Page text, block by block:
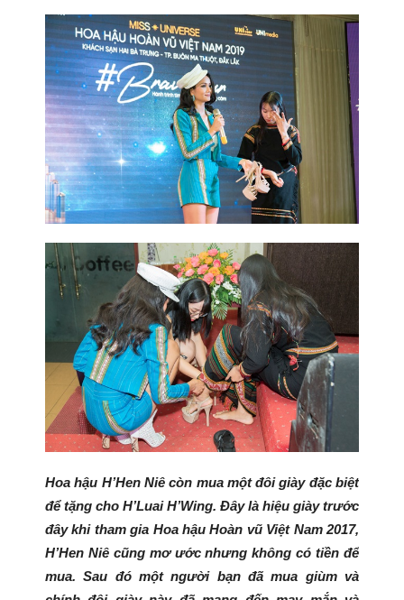
Hoa hậu H’Hen Niê còn mua một đôi giày đặc biệt
để tặng cho H’Luai H’Wing. Đây là hiệu giày trước
đây khi tham gia Hoa hậu Hoàn vũ Việt Nam 2017,
H’Hen Niê cũng mơ ước nhưng không có tiền để
mua. Sau đó một người bạn đã mua giùm và